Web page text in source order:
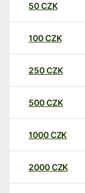
50CZK
100CZK
250CZK
500CZK
1000CZK
2000CZK